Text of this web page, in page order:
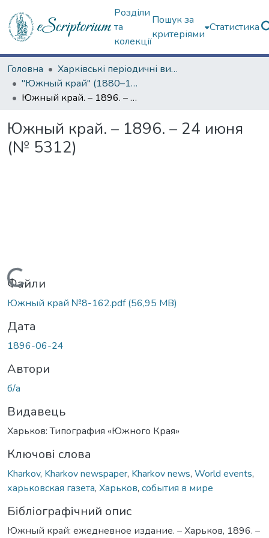
Розділи
та
колекції
Пошук за
критеріями
Статистика
Головна
Харківські періодичні видання
"Южный край" (1880–1919 гг.)
Южный край. – 1896. – 24 июня (№ 5312)
Южный край. – 1896. – 24 июня
(№ 5312)
Вантажиться...
Файли
Южный край №8-162.pdf(56,95 MB)
Дата
1896-06-24
Автори
б/а
Видавець
Харьков: Типография «Южного Края»
Ключові слова
Kharkov, Kharkov newspaper, Kharkov news, World events,
харьковская газета, Харьков, события в мире
Бібліографічний опис
Южный край: ежедневное издание. – Харьков, 1896. –